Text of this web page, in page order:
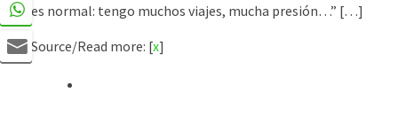
es normal: tengo muchos viajes, mucha presión…” […]
Source/Read more: [x]